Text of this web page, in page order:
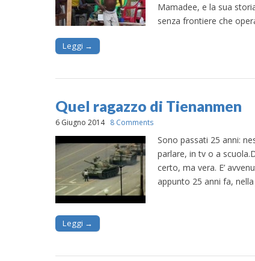
Mamadee, e la sua
senza frontiere che
Leggi →
Quel ragazzo di Tienanmen
6 Giugno 2014 8 Comments
Sono passati 25 anni:
parlare, in tv o a
certo, ma vera. E’
appunto 25 anni fa,
Leggi →